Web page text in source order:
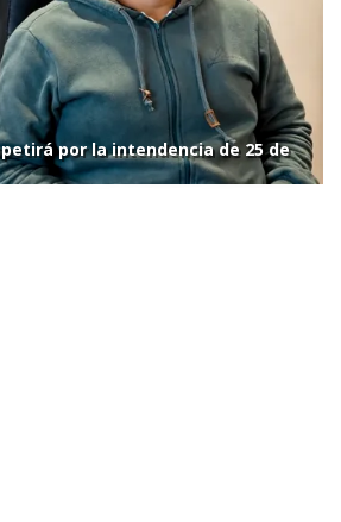
por la intendencia de 25 de